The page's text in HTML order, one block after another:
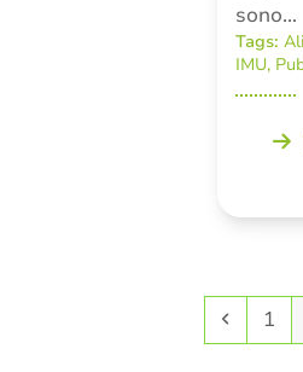
sono…
Tags:
IMU,
1